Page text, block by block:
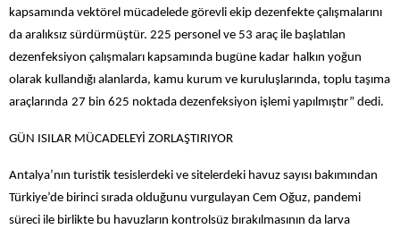
kapsamında vektörel mücadelede görevli ekip dezenfekte çalışmalarını
da aralıksız sürdürmüştür. 225 personel ve 53 araç ile başlatılan
dezenfeksiyon çalışmaları kapsamında bugüne kadar halkın yoğun
olarak kullandığı alanlarda, kamu kurum ve kuruluşlarında, toplu taşıma
araçlarında 27 bin 625 noktada dezenfeksiyon işlemi yapılmıştır” dedi.
GÜN ISILAR MÜCADELEYİ ZORLAŞTIRIYOR
Antalya’nın turistik tesislerdeki ve sitelerdeki havuz sayısı bakımından
Türkiye’de birinci sırada olduğunu vurgulayan Cem Oğuz, pandemi
süreci ile birlikte bu havuzların kontrolsüz bırakılmasının da larva